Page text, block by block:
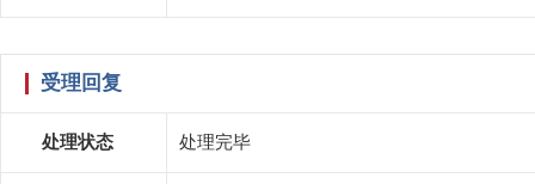
受理回复
处理状态 处理完毕